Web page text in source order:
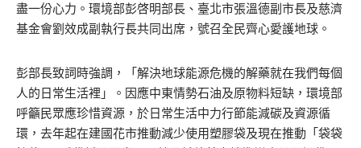
盡一份心力 。環境部彭啓明部長、臺北市張溫德副市長及慈濟
基金會劉效成副執行長共同出席，號召全民齊心愛護地球。
彭部長致詞時強調，「解決地球能源危機的解藥就在我們每個
人的日常生活裡」。 因應中東情勢石油及原物料短缺， 環境部
呼籲民眾應珍惜資源， 於日常生活中力行節能減碳及資源循
環， 去年起在建國花市推動減少使用塑膠袋及現在推動 「袋袋